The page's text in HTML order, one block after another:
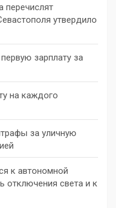
перечислят
утвердило
зарплату за
на каждого
за уличную
к автономной
отключения света и к